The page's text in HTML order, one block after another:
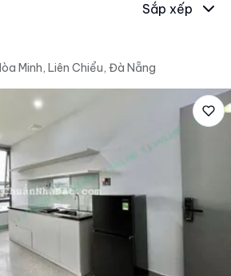
Sắp xếp
Minh, Liên Chiểu, Đà Nẵng